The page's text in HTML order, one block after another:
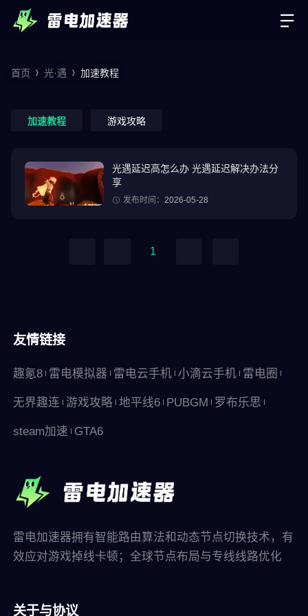
首页 光·遇 加速教程
加速教程 游戏攻略
光遇延迟高怎么办 光遇延迟解决办法分
享
发布时间： 2026-05-28
1
友情链接
趣氪8 雷电模拟器 雷电云手机 小滴云手机 雷电圈
无界趣连 游戏攻略 地平线6 PUBGM 罗布乐思
steam加速 GTA6
雷电加速器拥有智能路由算法和动态节点切换技术，有
效应对游戏掉线卡顿；全球节点布局与专线线路优化
关于与协议